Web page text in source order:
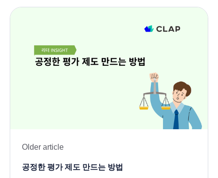
Older article
공정한 평가 제도 만드는 방법